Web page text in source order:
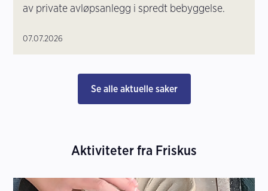
07.07.2026
av private avløpsanlegg i spredt bebyggelse.
Se alle aktuelle saker
Aktiviteter fra Friskus